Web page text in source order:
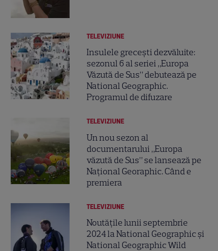
TELEVIZIUNE
Insulele grecești dezvăluite:
sezonul 6 al seriei „Europa
Văzută de Sus” debutează pe
National Geographic.
Programul de difuzare
TELEVIZIUNE
Un nou sezon al
documentarului „Europa
văzută de Sus” se lansează pe
Național Georaphic. Când e
premiera
TELEVIZIUNE
Noutățile lunii septembrie
2024 la National Geographic și
National Geographic Wild